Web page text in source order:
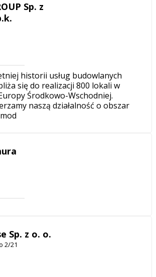
Sp. z
historii usług budowlanych
się do realizacji 800 lokali w
Środkowo-Wschodniej.
naszą działalność o obszar
Sp. z o. o.
2/21